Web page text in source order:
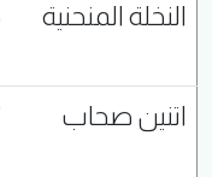
النخلة المنحنية
اتنين صحاب